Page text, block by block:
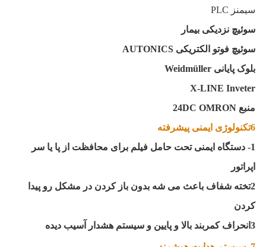
سیمنز PLC
سوئیچ نزدیکی بیمار
سوئیچ فوتو الکتریکی AUTONICS
بلوک پایانی Weidmüller
X-LINE Inveter
منبع 24DC OMRON
6تکنولوژی ایمنی پیشرفته
1- دستگاه ایمنی تحت حامل فیلم برای محافظت از پا یا سر
اپراتور
2تخته شفاف باعث می شه بدون باز کردن در مشکل رو پیدا
کردن
3انحراف کمربند بالا و پایین و سیستم هشدار آسیب دیده